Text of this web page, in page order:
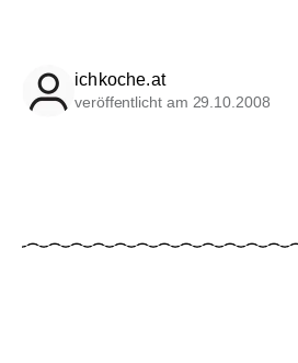
ichkoche.at
veröffentlicht am 29.10.2008